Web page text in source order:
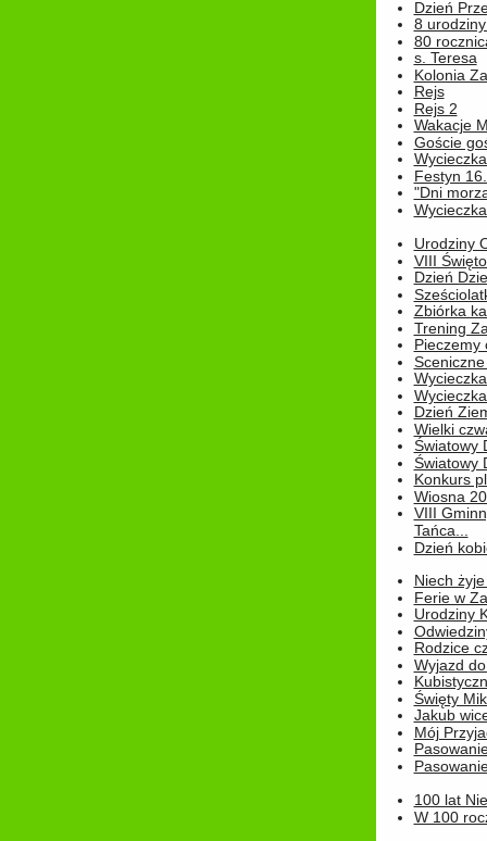
Dzień
8
80
s. Teresa
Kolonia
Rejs
Rejs 2
Wakacje
Goście
Festyn
"Dni
Urodziny
VIII
Dzień
Zbiórka
Trening
Pieczemy
Dzień
Wielki
Światowy
Światowy
Konkurs
Wiosna
VIII
Tańca...
Dzień
Niech
Ferie w
Urodziny
Rodzice
Wyjazd
Święty
Jakub
Mój
100 lat
W 100